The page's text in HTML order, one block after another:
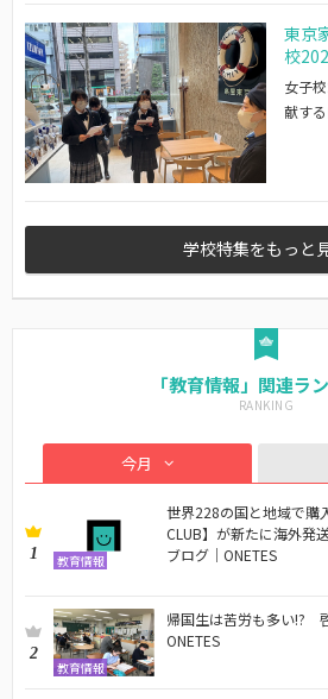
東京
校
女子
献す
学校特集をもっと
「教育情報」関連ラ
今月
1 教育情報
世界228の国と地域で購
CLUB】が新たに海外発
ブログ｜ONETES
2
教育情報
帰国生は苦労も多い!?
ONETES